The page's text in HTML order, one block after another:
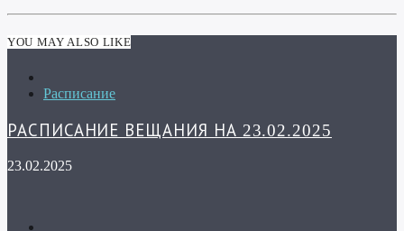
YOU MAY ALSO LIKE
Расписание
РАСПИСАНИЕ ВЕЩАНИЯ НА 23.02.2025
23.02.2025